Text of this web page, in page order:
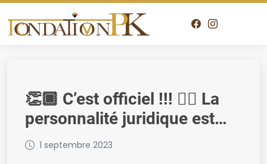
👏🏿 C’est officiel !!! 👉🏿 La
personnalité juridique est
accordée à la fondation
1 septembre 2023